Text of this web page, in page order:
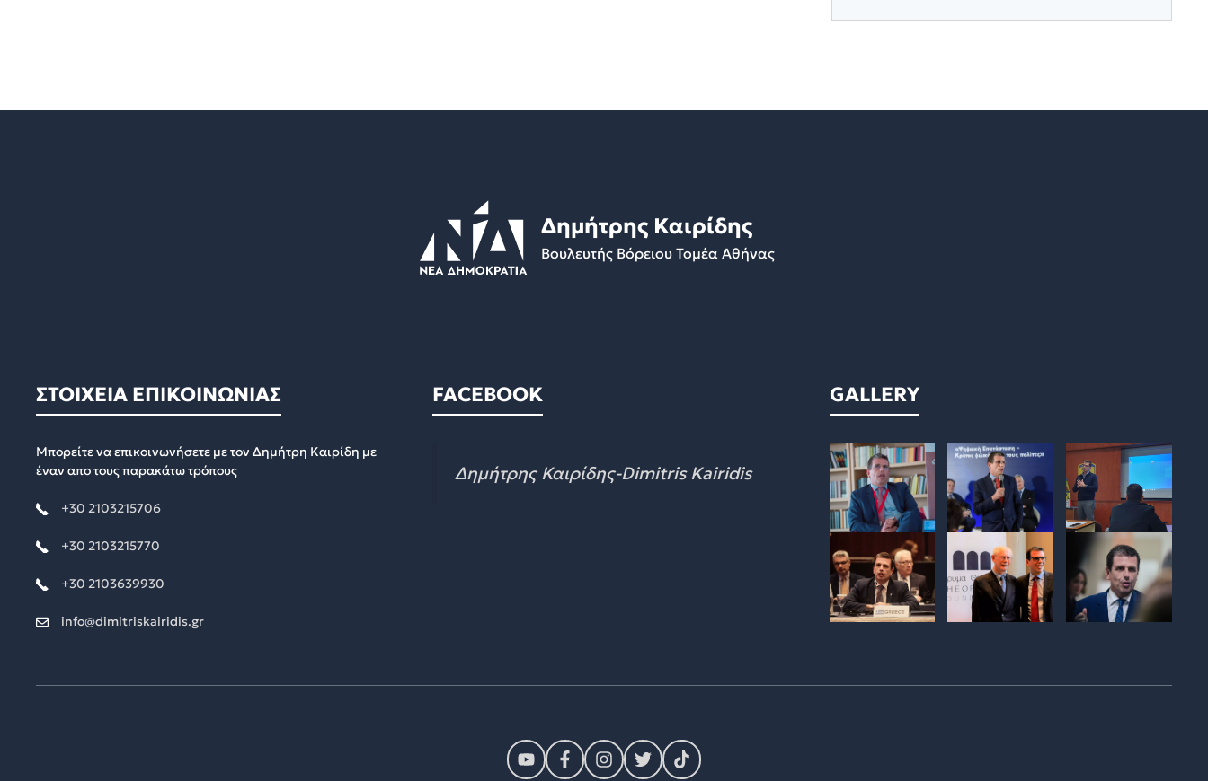
Δημήτρης Καιρίδης
Βουλευτής Βόρειου Τομέα Αθήνας
ΣΤΟΙΧΕΙΑ ΕΠΙΚΟΙΝΩΝΙΑΣ
Μπορείτε να επικοινωνήσετε με τον Δημήτρη Καιρίδη με
έναν απο τους παρακάτω τρόπους
+30 2103215706
+30 2103215770
+30 2103639930
info@dimitriskairidis.gr
FACEBOOK
Δημήτρης Καιρίδης-Dimitris Kairidis
GALLERY